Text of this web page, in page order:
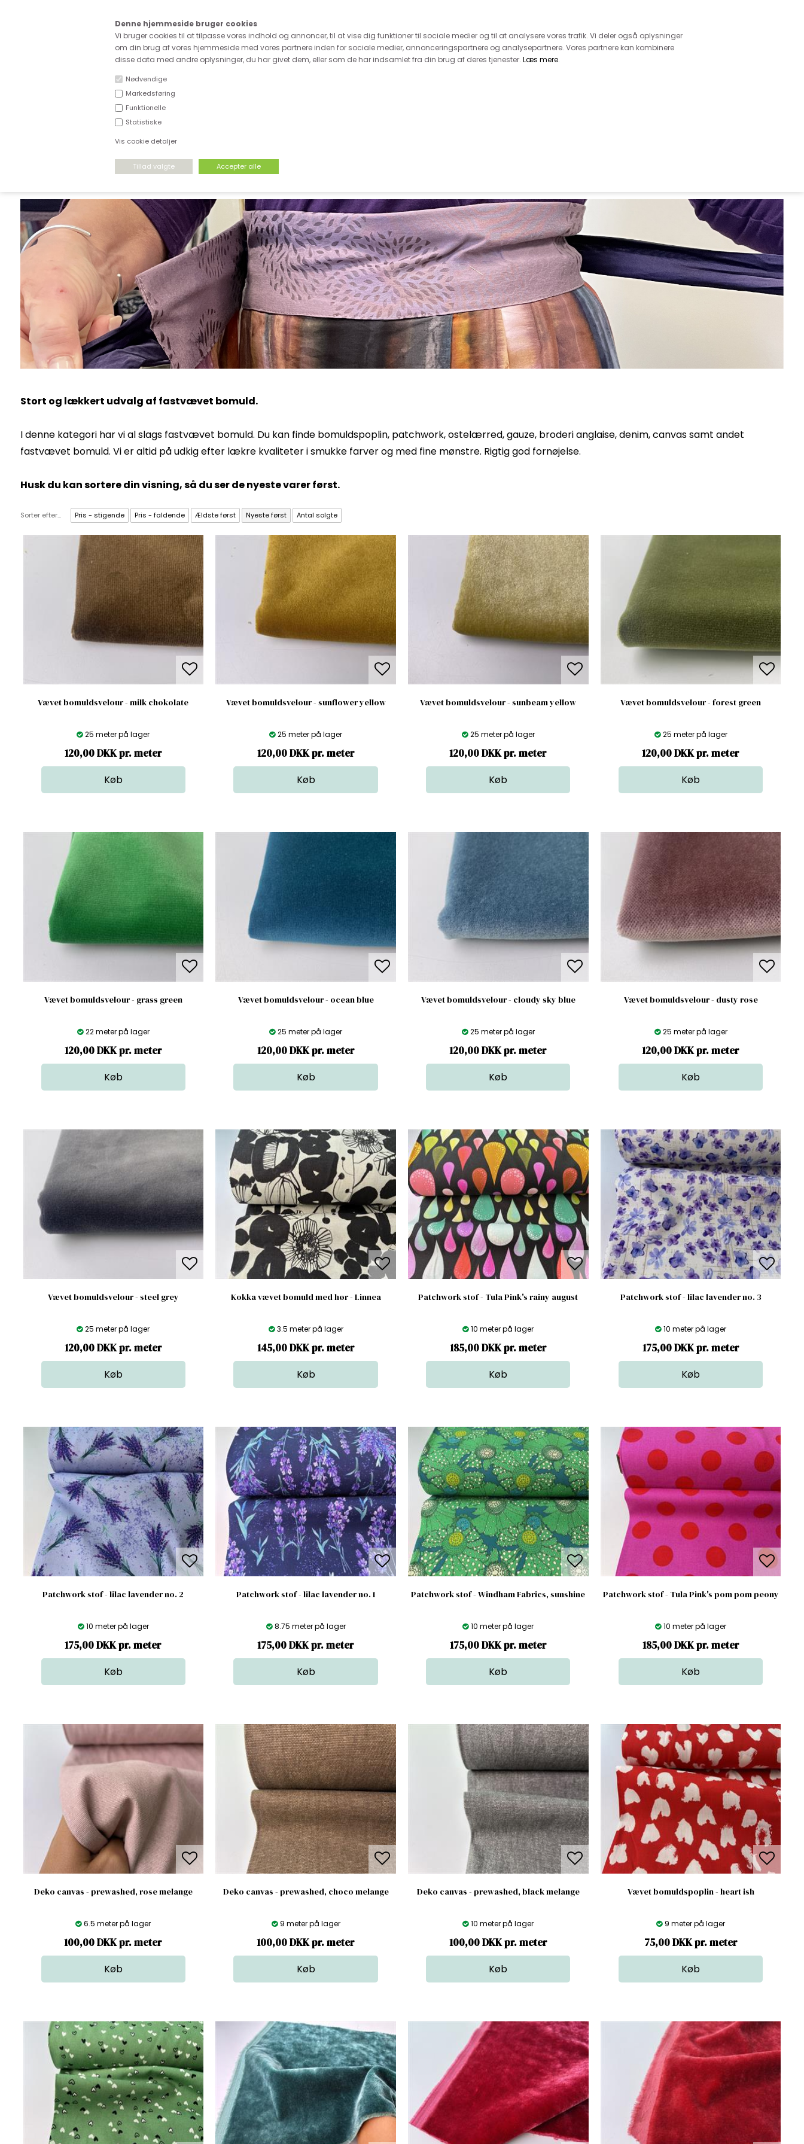
Denne hjemmeside bruger cookies
Vi bruger cookies til at tilpasse vores indhold og annoncer, til at vise dig funktioner til sociale medier og til at analysere vores trafik. Vi deler også oplysninger
om din brug af vores hjemmeside med vores partnere inden for sociale medier, annonceringspartnere og analysepartnere. Vores partnere kan kombinere
disse data med andre oplysninger, du har givet dem, eller som de har indsamlet fra din brug af deres tjenester. Læs mere.
Nødvendige
Markedsføring
Funktionelle
Statistiske
Vis cookie detaljer
Fri fragt ved køb for over 600.-
DEADSTOCK
Stort og lækkert udvalg af fastvævet bomuld.
I denne kategori har vi al slags fastvævet bomuld. Du kan finde bomuldspoplin, patchwork, ostelærred, gauze, broderi anglaise, denim, canvas samt andet
fastvævet bomuld. Vi er altid på udkig efter lækre kvaliteter i smukke farver og med fine mønstre. Rigtig god fornøjelse.
Husk du kan sortere din visning, så du ser de nyeste varer først.
Sorter efter... Pris - stigende Pris - faldende Ældste først Nyeste først Antal solgte
Vævet bomuldsvelour - milk chokolate
25 meter på lager
120,00 DKK pr. meter
Vævet bomuldsvelour - sunflower yellow
25 meter på lager
120,00 DKK pr. meter
Vævet bomuldsvelour - sunbeam yellow
25 meter på lager
120,00 DKK pr. meter
Vævet bomuldsvelour - forest green
25 meter på lager
120,00 DKK pr. meter
Vævet bomuldsvelour - grass green
22 meter på lager
120,00 DKK pr. meter
Vævet bomuldsvelour - ocean blue
25 meter på lager
120,00 DKK pr. meter
Vævet bomuldsvelour - cloudy sky blue
25 meter på lager
120,00 DKK pr. meter
Vævet bomuldsvelour - dusty rose
25 meter på lager
120,00 DKK pr. meter
Vævet bomuldsvelour - steel grey
25 meter på lager
120,00 DKK pr. meter
Kokka vævet bomuld med hør - Linnea
3.5 meter på lager
145,00 DKK pr. meter
Patchwork stof - Tula Pink's rainy august
10 meter på lager
185,00 DKK pr. meter
Patchwork stof - lilac lavender no. 3
10 meter på lager
175,00 DKK pr. meter
Patchwork stof - lilac lavender no. 2
10 meter på lager
175,00 DKK pr. meter
Patchwork stof - lilac lavender no. 1
8.75 meter på lager
175,00 DKK pr. meter
Patchwork stof - Windham Fabrics, sunshine
10 meter på lager
175,00 DKK pr. meter
Patchwork stof - Tula Pink's pom pom peony
10 meter på lager
185,00 DKK pr. meter
Deko canvas - prewashed, rose melange
6.5 meter på lager
100,00 DKK pr. meter
Deko canvas - prewashed, choco melange
9 meter på lager
100,00 DKK pr. meter
Deko canvas - prewashed, black melange
10 meter på lager
100,00 DKK pr. meter
Vævet bomuldspoplin - heart ish
9 meter på lager
75,00 DKK pr. meter